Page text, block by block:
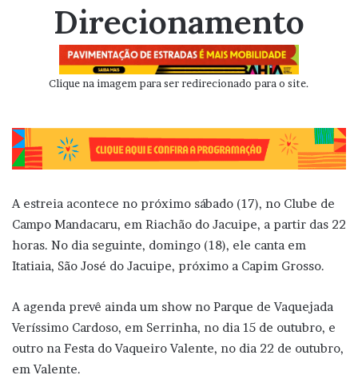
Direcionamento
Clique na imagem para ser redirecionado para o site.
A estreia acontece no próximo sábado (17), no Clube de
Campo Mandacaru, em Riachão do Jacuipe, a partir das 22
horas. No dia seguinte, domingo (18), ele canta em
Itatiaia, São José do Jacuipe, próximo a Capim Grosso.
A agenda prevê ainda um show no Parque de Vaquejada
Veríssimo Cardoso, em Serrinha, no dia 15 de outubro, e
outro na Festa do Vaqueiro Valente, no dia 22 de outubro,
em Valente.